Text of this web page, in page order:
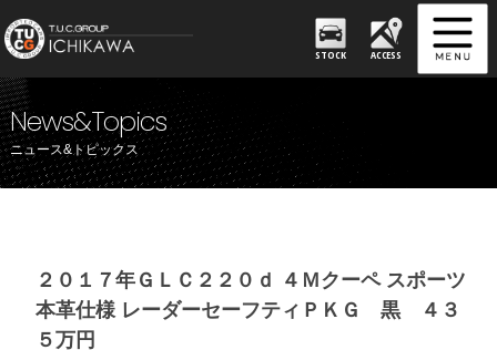
STOCK ACCESS
News&Topics
ニュース&トピックス
２０１７年ＧＬＣ２２０ｄ ４Ｍクーペ スポーツ
本革仕様 レーダーセーフティＰＫＧ 黒 ４３
５万円